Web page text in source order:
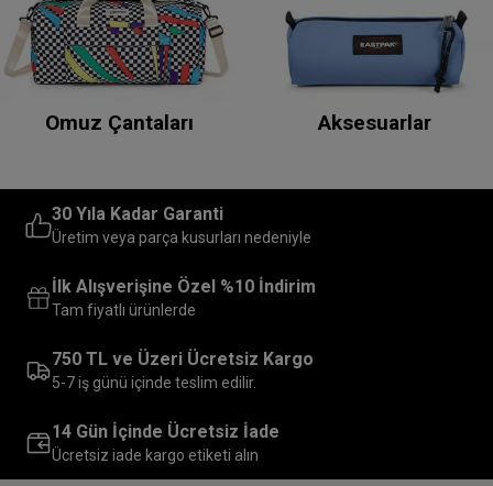
Omuz Çantaları Aksesuarlar
30 Yıla Kadar Garanti
Üretim veya parça kusurları nedeniyle
İlk Alışverişine Özel %10 İndirim
Tam fiyatlı ürünlerde
750 TL ve Üzeri Ücretsiz Kargo
5-7 iş günü içinde teslim edilir.
14 Gün İçinde Ücretsiz İade
Ücretsiz iade kargo etiketi alın